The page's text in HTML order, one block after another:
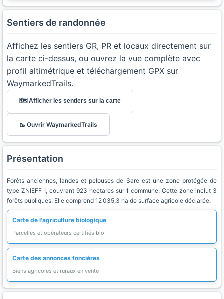
Sentiers de randonnée
Affichez les sentiers GR, PR et locaux directement sur
la carte ci-dessus, ou ouvrez la vue complète avec
profil altimétrique et téléchargement GPX sur
WaymarkedTrails.
🗺️ Afficher les sentiers sur la carte
🥾 Ouvrir WaymarkedTrails
Présentation
Forêts anciennes, landes et pelouses de Sare est une zone protégée de
type ZNIEFF_I, couvrant 923 hectares sur 1 commune. Cette zone inclut 3
forêts publiques. Elle comprend 12 035,3 ha de surface agricole déclarée.
Carte de l'agriculture biologique
Parcelles et opérateurs certifiés bio
Carte des annonces foncières
Biens agricoles et ruraux en vente